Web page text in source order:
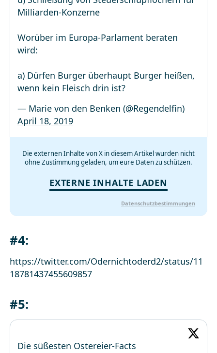
Milliarden-Konzerne
Worüber im Europa-Parlament beraten
wird:
a) Dürfen Burger überhaupt Burger heißen,
wenn kein Fleisch drin ist?
— Marie von den Benken (@Regendelfin)
April 18, 2019
Die externen Inhalte von X in diesem Artikel wurden nicht
ohne Zustimmung geladen, um eure Daten zu schützen.
EXTERNE INHALTE LADEN
Datenschutzbestimmungen
#4:
https://twitter.com/Odernichtoderd2/status/11
18781437455609857
#5:
Die süßesten Ostereier-Facts